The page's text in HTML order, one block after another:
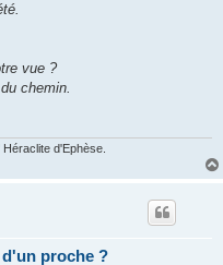
vue ?
chemin.
d'Ephèse.
d'un proche ?